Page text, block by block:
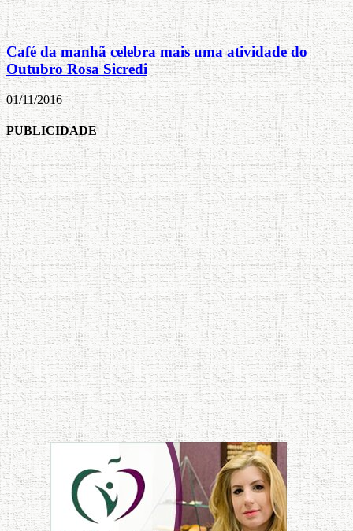
Café da manhã celebra mais uma atividade do
Outubro Rosa Sicredi
01/11/2016
PUBLICIDADE